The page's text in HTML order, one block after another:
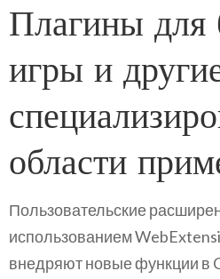
Плагины для
игры и
области
Пользовательские
использованием
внедряют новые функции в